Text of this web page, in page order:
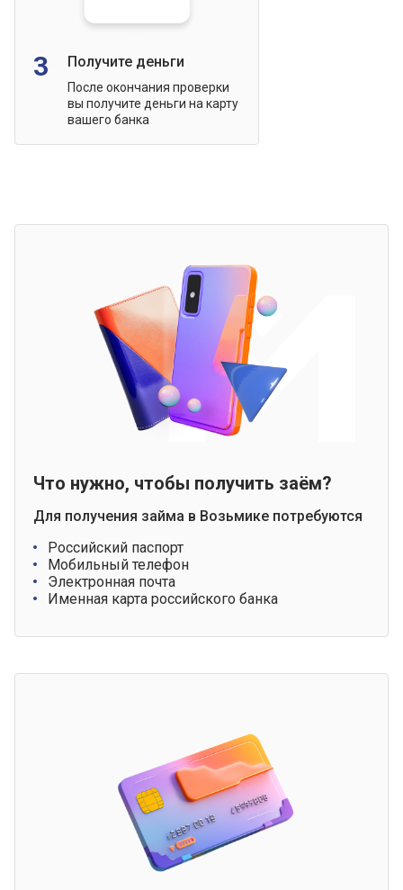
3 Получите деньги
После окончания проверки
вы получите деньги на карту
вашего банка
Что нужно, чтобы получить заём?
Для получения займа в Возьмике потребуются
Российский паспорт
Мобильный телефон
Электронная почта
Именная карта российского банка